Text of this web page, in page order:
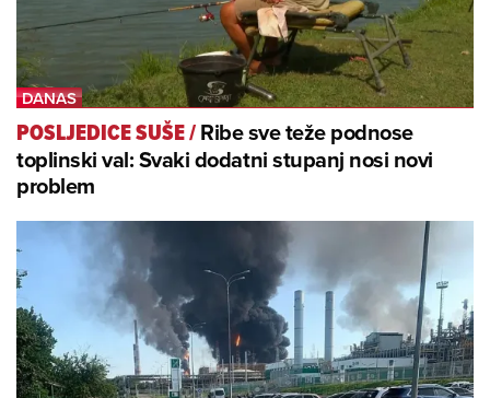
POSLJEDICE SUŠE/Ribe sve teže podnose
toplinski val: Svaki dodatni stupanj nosi novi
problem